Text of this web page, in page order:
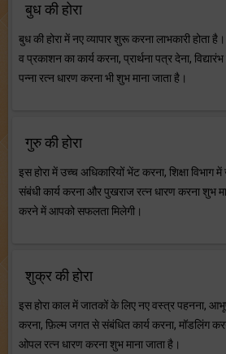
बुध की होरा
बुध की होरा में नए व्यापार शुरू करना लाभकारी होता
व प्रकाशन का कार्य करना, प्रार्थना पत्र देना,
पन्ना रत्न धारण करना भी शुभ माना जाता है।
गुरु की होरा
इस होरा में उच्च अधिकारियों भेंट करना, शिक्षा विभाग
संबंधी कार्य करना और पुखराज रत्न धारण करना शुभ
करने में आपको सफलता मिलेगी।
शुक्र की होरा
इस होरा काल में जातकों के लिए नए वस्त्र पहनना,
करना, फ़िल्म जगत से संबंधित कार्य करना, मॉडलिंग
ओपल रत्न धारण करना शुभ माना जाता है।